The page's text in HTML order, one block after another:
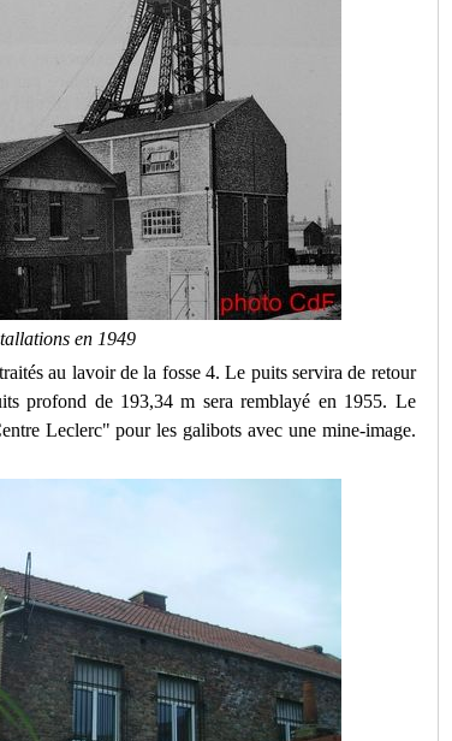
en 1949
au lavoir de la fosse 4. Le puits servira de retour
profond de 193,34 m sera remblayé en 1955. Le
Leclerc" pour les galibots avec une mine-image.